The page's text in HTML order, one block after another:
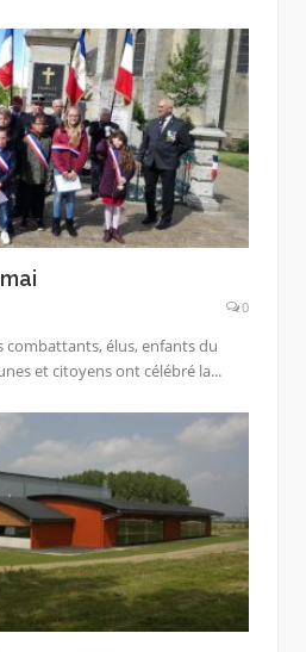
0
combattants, élus, enfants du
et citoyens ont célébré la...